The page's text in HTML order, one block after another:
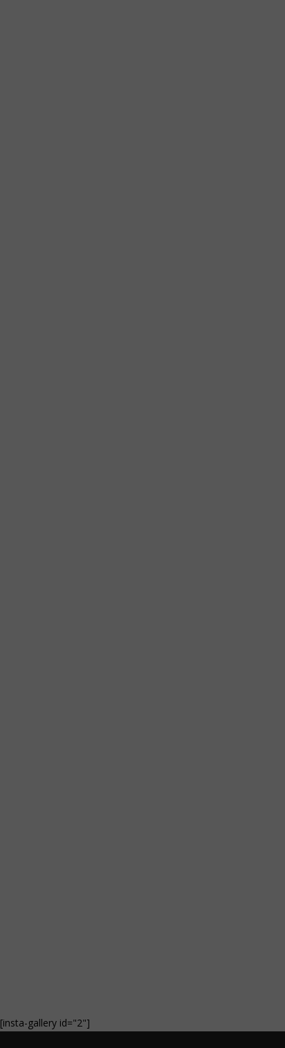
[insta-gallery id="2"]